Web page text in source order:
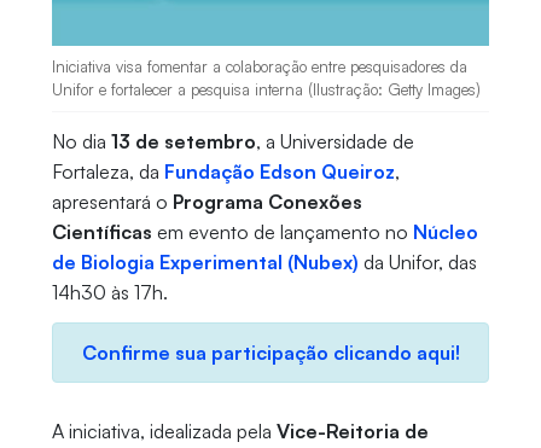
Iniciativa visa fomentar a colaboração entre pesquisadores da
Unifor e fortalecer a pesquisa interna (Ilustração: Getty Images)
No dia 13 de setembro, a Universidade de
Fortaleza, da Fundação Edson Queiroz,
apresentará o Programa Conexões
Científicas em evento de lançamento no Núcleo
de Biologia Experimental (Nubex) da Unifor, das
14h30 às 17h.
Confirme sua participação clicando aqui!
A iniciativa, idealizada pela Vice-Reitoria de